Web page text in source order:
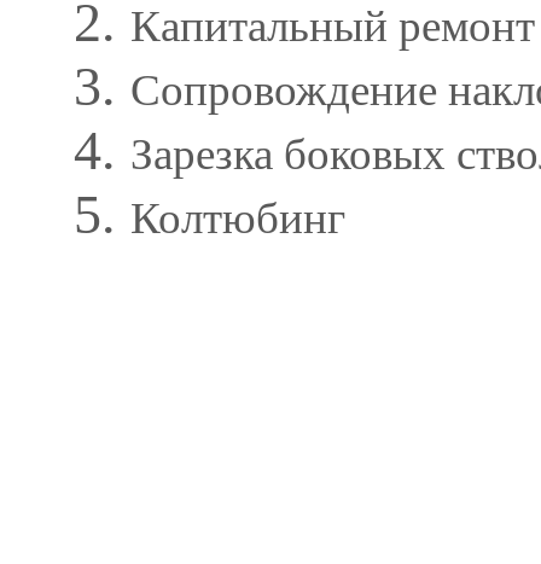
Капитальный
Сопровождение
Зарезка боковых
Колтюбинг